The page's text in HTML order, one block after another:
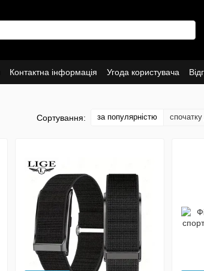
Контактна інформація Угода користувача
Сортування: за популярністю